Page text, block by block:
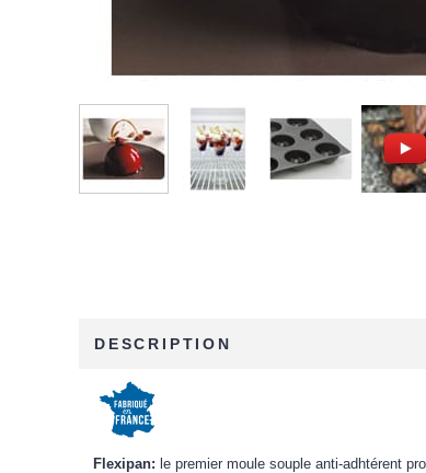
DESCRIPTION
Flexipan: le premier moule souple anti-adhtérent